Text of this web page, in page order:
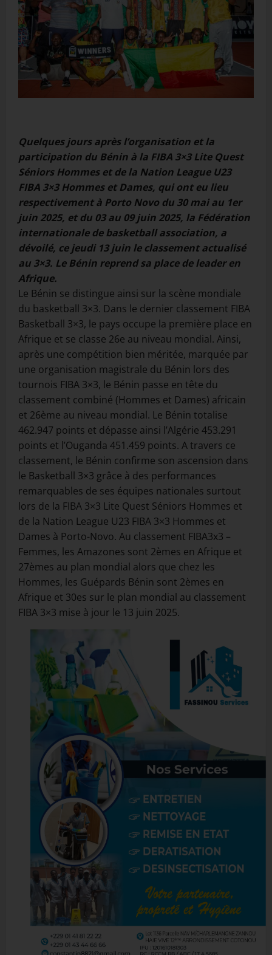
Quelques jours après l’organisation et la
participation du Bénin à la FIBA 3×3 Lite Quest
Séniors Hommes et de la Nation League U23
FIBA 3×3 Hommes et Dames, qui ont eu lieu
respectivement à Porto Novo du 30 mai au 1er
juin 2025, et du 03 au 09 juin 2025, la Fédération
internationale de basketball association, a
dévoilé, ce jeudi 13 juin le classement actualisé
au 3×3. Le Bénin reprend sa place de leader en
Afrique.
Le Bénin se distingue ainsi sur la scène mondiale
du basketball 3×3. Dans le dernier classement FIBA
Basketball 3×3, le pays occupe la première place en
Afrique et se classe 26e au niveau mondial. Ainsi,
après une compétition bien méritée, marquée par
une organisation magistrale du Bénin lors des
tournois FIBA 3×3, le Bénin passe en tête du
classement combiné (Hommes et Dames) africain
et 26ème au niveau mondial. Le Bénin totalise
462.947 points et dépasse ainsi l’Algérie 453.291
points et l’Ouganda 451.459 points. A travers ce
classement, le Bénin confirme son ascension dans
le Basketball 3×3 grâce à des performances
remarquables de ses équipes nationales surtout
lors de la FIBA 3×3 Lite Quest Séniors Hommes et
de la Nation League U23 FIBA 3×3 Hommes et
Dames à Porto-Novo. Au classement FIBA3x3 –
Femmes, les Amazones sont 2èmes en Afrique et
27èmes au plan mondial alors que chez les
Hommes, les Guépards Bénin sont 2èmes en
Afrique et 30es sur le plan mondial au classement
FIBA 3×3 mise à jour le 13 juin 2025.